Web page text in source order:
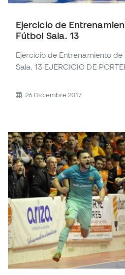
Ejercicio de
Fútbol Sala. 13
Ejercicio de Entrenamiento
Sala. 13 EJERCICIO DE
26 Diciembre 2017